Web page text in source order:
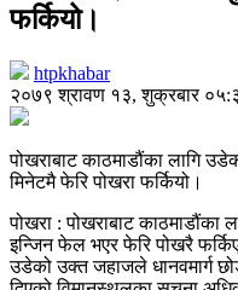
फर्कियो।
htpkhabar
२०७९ श्रावण १३, शुक्रबार
पोखराबाट काठमाडौंका लागि
मिनेटमै फेरि पोखरा फर्कियो।
पोखरा : पोखराबाट काठमाडौंका
इन्जिन फेल भएर फेरि पोखरै
उडेको उक्त जहाजले धानवमार्ग